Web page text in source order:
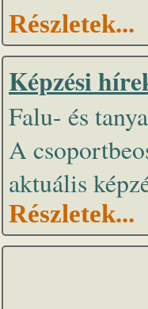
Részletek...
Képzési
Falu- és
A
aktuális
Részletek...